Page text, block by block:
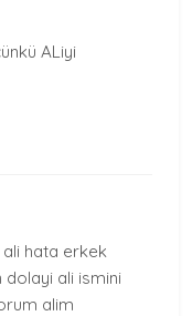
ALiyi
hata erkek
ali ismini
alim